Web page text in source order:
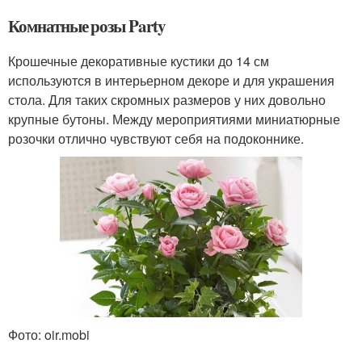
Комнатные розы Party
Крошечные декоративные кустики до 14 см
используются в интерьерном декоре и для украшения
стола. Для таких скромных размеров у них довольно
крупные бутоны. Между мероприятиями миниатюрные
розочки отлично чувствуют себя на подоконнике.
Фото: oir.mobi